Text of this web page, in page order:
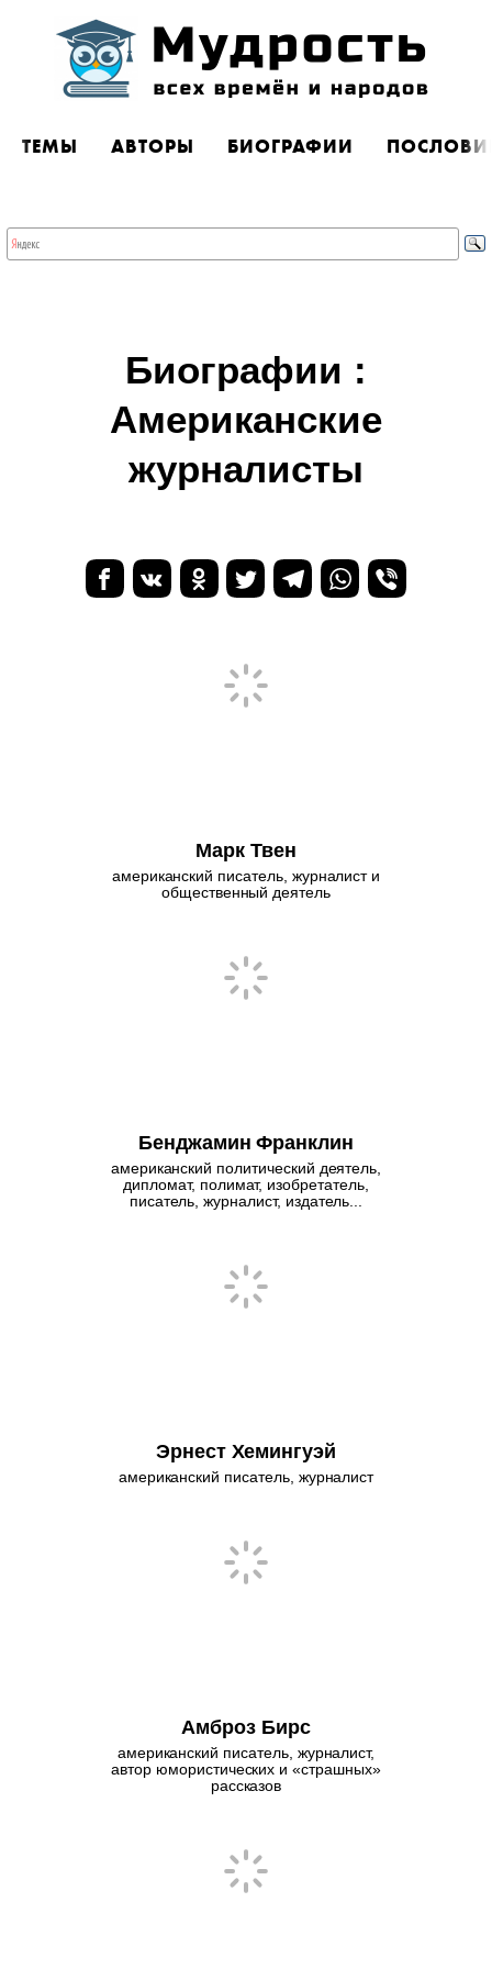
ТЕМЫ АВТОРЫ БИОГРАФИИ
Биографии :
Американские
журналисты
Марк Твен
американский писатель, журналист и
общественный деятель
Бенджамин Франклин
американский политический деятель,
дипломат, полимат, изобретатель,
писатель, журналист, издатель...
Эрнест Хемингуэй
американский писатель, журналист
Амброз Бирс
американский писатель, журналист,
автор юмористических и «страшных»
рассказов